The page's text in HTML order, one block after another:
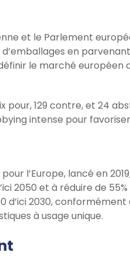
et le Parlement
en
le marché européen
pour, 129 contre, et 24
intense pour
l’Europe, lancé en
2050 et à réduire de 55%
d’ici 2030,
à usage unique.